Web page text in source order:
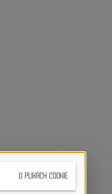
O PLIKACH COOKIE